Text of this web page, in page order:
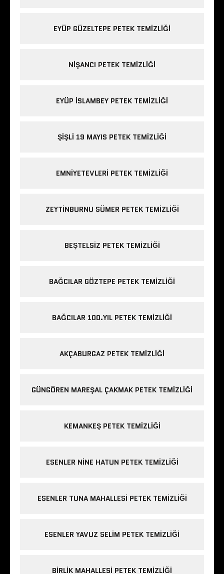
EYÜP GÜZELTEPE PETEK TEMIZLIĞI
NIŞANCI PETEK TEMIZLIĞI
EYÜP ISLAMBEY PETEK TEMIZLIĞI
ŞIŞLI 19 MAYIS PETEK TEMIZLIĞI
EMNIYETEVLERI PETEK TEMIZLIĞI
ZEYTINBURNU SÜMER PETEK TEMIZLIĞI
BEŞTELSIZ PETEK TEMIZLIĞI
BAĞCILAR GÖZTEPE PETEK TEMIZLIĞI
BAĞCILAR 100.YIL PETEK TEMIZLIĞI
AKÇABURGAZ PETEK TEMIZLIĞI
GÜNGÖREN MAREŞAL ÇAKMAK PETEK TEMIZLIĞI
KEMANKEŞ PETEK TEMIZLIĞI
ESENLER NINE HATUN PETEK TEMIZLIĞI
ESENLER TUNA MAHALLESI PETEK TEMIZLIĞI
ESENLER YAVUZ SELIM PETEK TEMIZLIĞI
BIRLIK MAHALLESI PETEK TEMIZLIĞI